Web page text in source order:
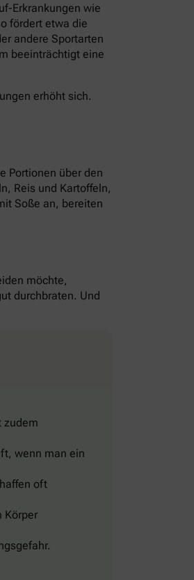
Erkrankungen wie
fördert etwa die
andere Sportarten
beeinträchtigt eine
erhöht sich.
Portionen über den
Reis und Kartoffeln,
Soße an, bereiten
möchte,
durchbraten. Und
zudem
wenn man ein
oft
Körper